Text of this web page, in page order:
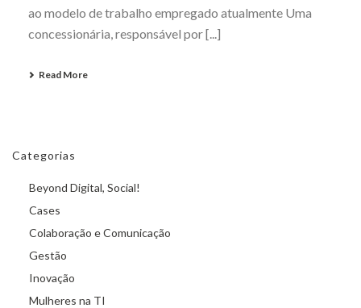
ao modelo de trabalho empregado atualmente Uma
concessionária, responsável por [...]
Read More
Categorias
Beyond Digital, Social!
Cases
Colaboração e Comunicação
Gestão
Inovação
Mulheres na TI